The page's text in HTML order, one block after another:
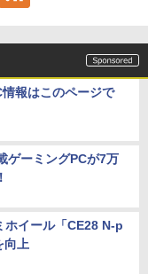
報はこのページで
ゲーミングPCが7万
ホイール「CE28 N-p
向上